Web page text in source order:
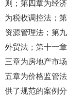
则；第四章为经
为税收调控法；
资源管理法；第
外贸法；第十一
三章为房地产市
五章为价格监管
供了规范的案例